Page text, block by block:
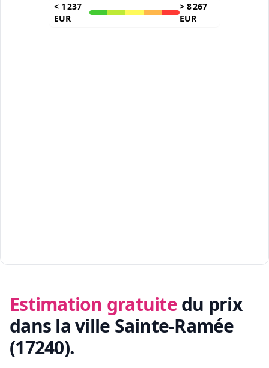
< 1 237
EUR
> 8 267
EUR
Estimation gratuite du prix
dans la ville Sainte-Ramée
(17240).